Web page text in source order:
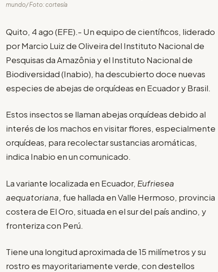
mundo/ Foto: cortesía
Quito, 4 ago (EFE).- Un equipo de científicos, liderado
por Marcio Luiz de Oliveira del Instituto Nacional de
Pesquisas da Amazônia y el Instituto Nacional de
Biodiversidad (Inabio), ha descubierto doce nuevas
especies de abejas de orquídeas en Ecuador y Brasil.
Estos insectos se llaman abejas orquídeas debido al
interés de los machos en visitar flores, especialmente
orquídeas, para recolectar sustancias aromáticas,
indica Inabio en un comunicado.
La variante localizada en Ecuador, Eufriesea
aequatoriana, fue hallada en Valle Hermoso, provincia
costera de El Oro, situada en el sur del país andino, y
fronteriza con Perú.
Tiene una longitud aproximada de 15 milímetros y su
rostro es mayoritariamente verde, con destellos